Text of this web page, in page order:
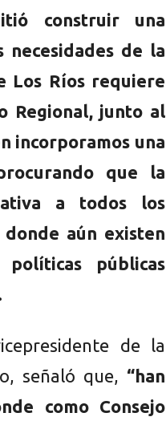
construir una
necesidades de la
Los Ríos requiere
Regional, junto al
incorporamos una
que la
a todos los
aún existen
públicas
de la
señaló que, “han
como Consejo